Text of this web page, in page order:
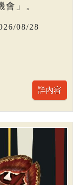
」。
08/28